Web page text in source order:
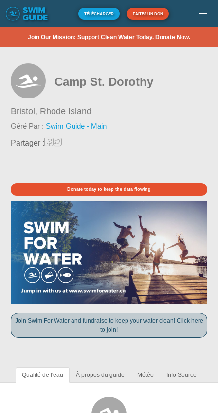
TÉLÉCHARGER FAITES UN DON
Join Our Mission: Support Clean Water Today. Donate Now.
Camp St. Dorothy
Bristol, Rhode Island
Géré Par : Swim Guide - Main
Partager :
Donate today to keep the data flowing
Join Swim For Water and fundraise to keep your water clean! Click here
to join!
Qualité de l'eau À propos du guide Météo Info Source